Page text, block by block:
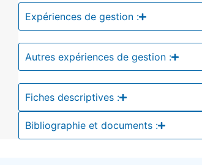
Expériences de gestion :
Autres expériences de gestion :
Fiches descriptives :
Bibliographie et documents :